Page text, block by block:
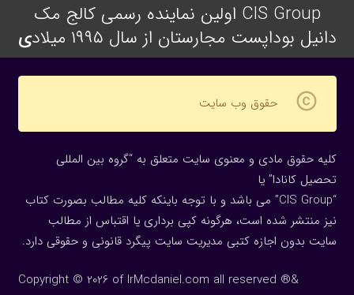
CIS Group اولین نماینده رسمی کالج مک
دانیل بوداپست مجارستان از سال ۱۹۹۵ میلاد
ی
copyright حقوق وب سایت
کلیه حقوق مادی و معنوی سایت متعلق به “گروه بین المللی
تحصیل کانادا” یا
“CIS Group” می باشد و با توجه باینکه کلیه مطالب بصورت کتاب
نیز منتشر شده است، هرگونه كپی برداری یا اقتباس از مطالب
سایت بدون اجازه كتبی مدیریت سایت پیگرد قانونی و حقوقی دارد.
Copyright © 2026 of IrMcdaniel.com all reserved ®&